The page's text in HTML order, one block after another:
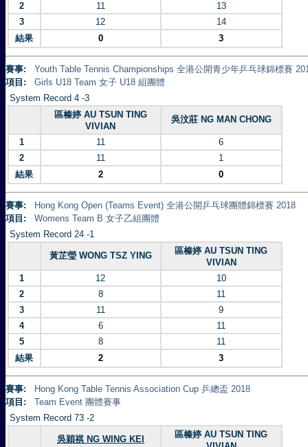
2
11
13
3
12
14
結果
0 3
賽事:
Youth Table Tennis Championships 全港公開青少年乒乓球錦標賽
項目:
Girls U18 Team 女子 U18 組團體
System Record 4 -3
區榛婷 AU TSUN TING
VIVIAN
吳汶莊 NG MAN CHONG
1 11
6
2
11
1
結果
2 0
賽事:
Hong Kong Open (Teams Event) 全港公開乒乓球團體錦標賽 2018
項目:
Womens Team B 女子乙組團體
System Record 24 -1
黃芷瑩 WONG TSZ YING
區榛婷 AU TSUN TING
VIVIAN
1
12
10
2
8
11
3
11
9
4
6
11
5
8
11
結果
2 3
賽事:
Hong Kong Table Tennis Association Cup 乒總盃 2018
項目:
Team Event 團體賽事
System Record 73 -2
吳穎祺 NG WING KEI
區榛婷 AU TSUN TING